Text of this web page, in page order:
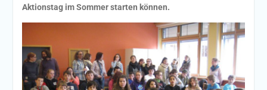
Aktionstag im Sommer starten können.